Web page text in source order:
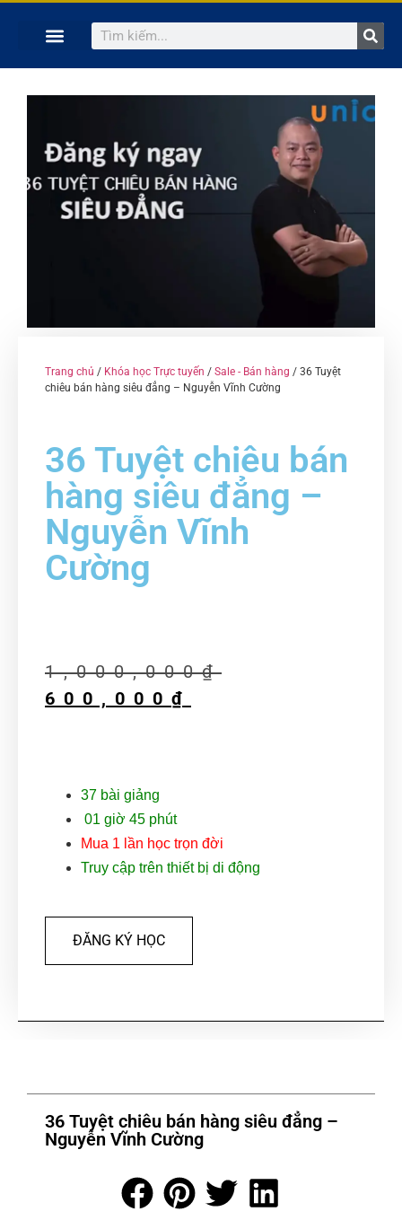
Trang chủ / Khóa học Trực tuyến / Sale - Bán hàng / 36 Tuyệt
chiêu bán hàng siêu đẳng – Nguyễn Vĩnh Cường
36 Tuyệt chiêu bán
hàng siêu đẳng –
Nguyễn Vĩnh
Cường
1,000,000₫
600,000 ₫
37 bài giảng
01 giờ 45 phút
Mua 1 lần học trọn đời
Truy cập trên thiết bị di động
ĐĂNG KÝ HỌC
36 Tuyệt chiêu bán hàng siêu đẳng –
Nguyễn Vĩnh Cường